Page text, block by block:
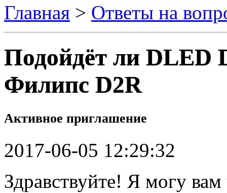
Главная > Ответы на
Подойдёт ли DLED
Филипс D2R
Активное приглашение
2017-06-05 12:29:32
Здравствуйте! Я могу